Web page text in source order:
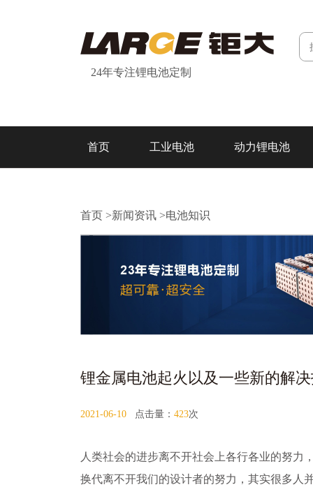
24年专注锂电池定制
首页 工业电池 动力锂电池
首页 >新闻资讯 >电池知识
锂金属电池起火以及一些新的解
2021-06-10 点击量： 423次
人类社会的进步离不开社会上各行各业的努力
换代离不开我们的设计者的努力，其实很多人